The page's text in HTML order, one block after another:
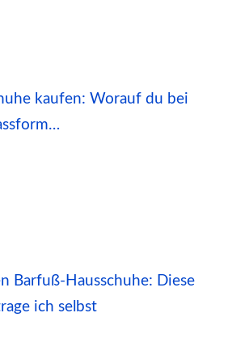
kaufen: Worauf du bei
Barfuß-Hausschuhe: Diese
ich selbst